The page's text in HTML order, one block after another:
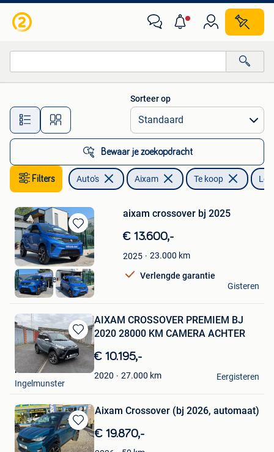
Alle afstanden…
Sorteer op
Bewaar je zoekopdracht
Filters Auto's Aixam Te koop
Bewaren
in
Mijn
Favorieten
aixam crossover bj 2025
€ 13.600,-
2025 23.000 km
Verlengde garantie
autohandel de vos
Lessines
Gisteren
Bewaren
in
Mijn
Favorieten
AIXAM CROSSOVER PREMIEM BJ
2020 28000 KM CAMERA ACHTER
€ 10.195,-
2020 27.000 km
ludo
Ingelmunster
Eergisteren
Bewaren
in
Aixam Crossover (bj 2026, automaat)
€ 19.870,-